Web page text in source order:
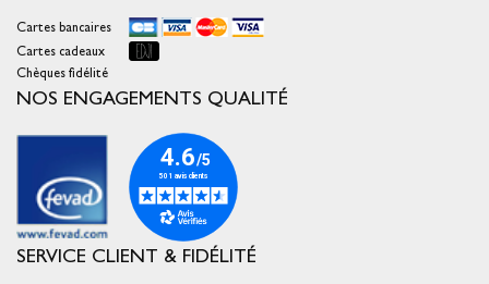
Cartes bancaires
Cartes cadeaux
Chèques fidélité
NOS ENGAGEMENTS QUALITÉ
SERVICE CLIENT & FIDÉLITÉ